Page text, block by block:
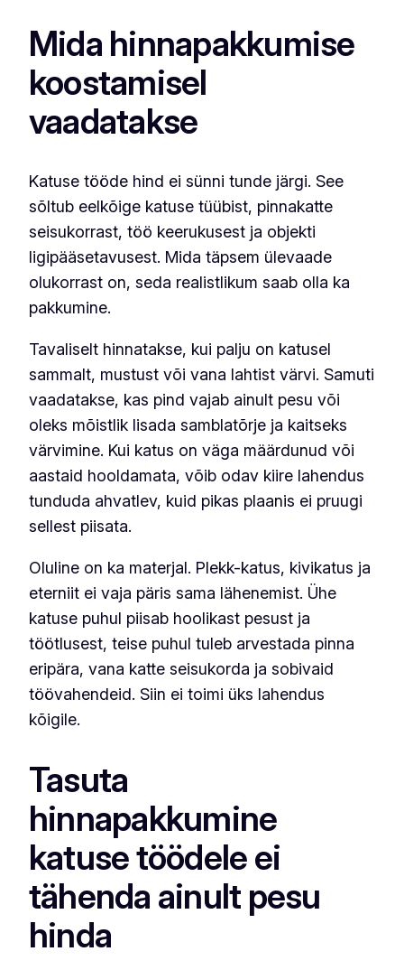
Mida hinnapakkumise
koostamisel
vaadatakse
Katuse tööde hind ei sünni tunde järgi. See
sõltub eelkõige katuse tüübist, pinnakatte
seisukorrast, töö keerukusest ja objekti
ligipääsetavusest. Mida täpsem ülevaade
olukorrast on, seda realistlikum saab olla ka
pakkumine.
Tavaliselt hinnatakse, kui palju on katusel
sammalt, mustust või vana lahtist värvi. Samuti
vaadatakse, kas pind vajab ainult pesu või
oleks mõistlik lisada samblatõrje ja kaitseks
värvimine. Kui katus on väga määrdunud või
aastaid hooldamata, võib odav kiire lahendus
tunduda ahvatlev, kuid pikas plaanis ei pruugi
sellest piisata.
Oluline on ka materjal. Plekk-katus, kivikatus ja
eterniit ei vaja päris sama lähenemist. Ühe
katuse puhul piisab hoolikast pesust ja
töötlusest, teise puhul tuleb arvestada pinna
eripära, vana katte seisukorda ja sobivaid
töövahendeid. Siin ei toimi üks lahendus
kõigile.
Tasuta
hinnapakkumine
katuse töödele ei
tähenda ainult pesu
hinda